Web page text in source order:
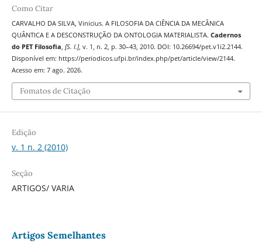
Como Citar
CARVALHO DA SILVA, Vinicius. A FILOSOFIA DA CIÊNCIA DA MECÂNICA
QUÂNTICA E A DESCONSTRUÇÃO DA ONTOLOGIA MATERIALISTA. Cadernos
do PET Filosofia, [S. l.], v. 1, n. 2, p. 30–43, 2010. DOI: 10.26694/pet.v1i2.2144.
Disponível em: https://periodicos.ufpi.br/index.php/pet/article/view/2144.
Acesso em: 7 ago. 2026.
Fomatos de Citação
Edição
v. 1 n. 2 (2010)
Seção
ARTIGOS/ VARIA
Artigos Semelhantes